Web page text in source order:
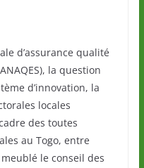
d’assurance qualité
la question
d’innovation, la
locales
des toutes
au Togo, entre
le conseil des